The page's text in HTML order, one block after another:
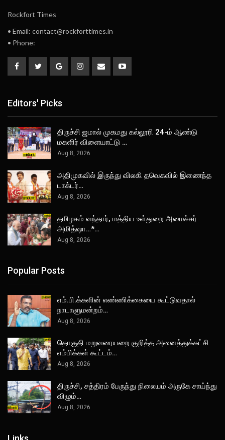
Rockfort Times
• Email: contact@rockforttimes.in
• Phone:
Editors' Picks
திருச்சி ஜமால் முகமது கல்லூரி 24-ம் ஆண்டு
மகளிர் விளையாட்டு …
Aug 8, 2026
அதிமுகவில் இருந்து விலகி தவெகவில் இணைந்த
டாக்டர்…
Aug 8, 2026
தமிழகம் வந்தார், மத்திய உள்துறை அமைச்சர்
அமித்ஷா…*…
Aug 8, 2026
Popular Posts
எம்.பி.க்களின் எண்ணிக்கையை கூட்டுவதால்
நாடாளுமன்றம்…
Aug 8, 2026
தொகுதி மறுவரையறை குறித்த அனைத்துக்கட்சி
எம்பிக்கள் கூட்டம்…
Aug 8, 2026
திருச்சி, சத்திரம் பேருந்து நிலையம் அருகே சாய்ந்து
விழும்…
Aug 8, 2026